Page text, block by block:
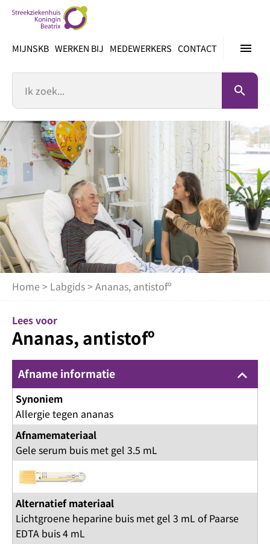
inhoud
menu
MIJNSKB WERKEN BIJ MEDEWERKERS CONTACT
search
Home > Labgids> Ananas, antistofº
Lees voor
Ananas, antistofº
Afname informatie keyboard_arrow_up
Synoniem
Allergie tegen ananas
Afnamemateriaal
Gele serum buis met gel 3.5 mL
Alternatief materiaal
Lichtgroene heparine buis met gel 3 mL of Paarse
EDTA buis 4 mL